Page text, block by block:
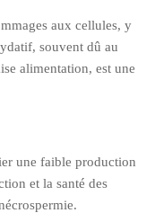
aux cellules, y
souvent dû au
alimentation, est une
une faible production
et la santé des